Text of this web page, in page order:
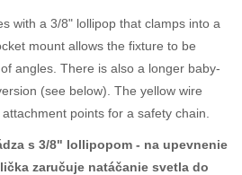
with a 3/8" lollipop that clamps into a
mount allows the fixture to be
angles. There is also a longer baby-
(see below). The yellow wire
points for a safety chain.
s 3/8" lollipopom - na upevnenie
zaručuje natáčanie svetla do